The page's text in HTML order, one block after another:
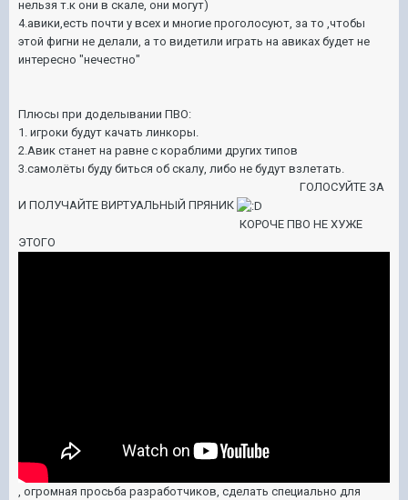
нельзя т.к они в скале, они могут)
4.авики,есть почти у всех и многие проголосуют, за то ,чтобы
этой фигни не делали, а то видетили играть на авиках будет не
интересно "нечестно"
Плюсы при доделывании ПВО:
1. игроки будут качать линкоры.
2.Авик станет на равне с кораблими других типов
3.самолёты буду биться об скалу, либо не будут взлетать.
ГОЛОСУЙТЕ ЗА
И ПОЛУЧАЙТЕ ВИРТУАЛЬНЫЙ ПРЯНИК
КОРОЧЕ ПВО НЕ ХУЖЕ
ЭТОГО
, огромная просьба разработчиков, сделать специально для